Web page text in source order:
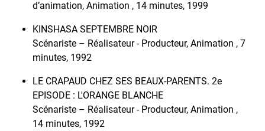
d’animation, Animation , 14 minutes, 1999
KINSHASA SEPTEMBRE NOIR
Scénariste – Réalisateur - Producteur, Animation , 7
minutes, 1992
LE CRAPAUD CHEZ SES BEAUX-PARENTS. 2e
EPISODE : L'ORANGE BLANCHE
Scénariste – Réalisateur - Producteur, Animation ,
14 minutes, 1992